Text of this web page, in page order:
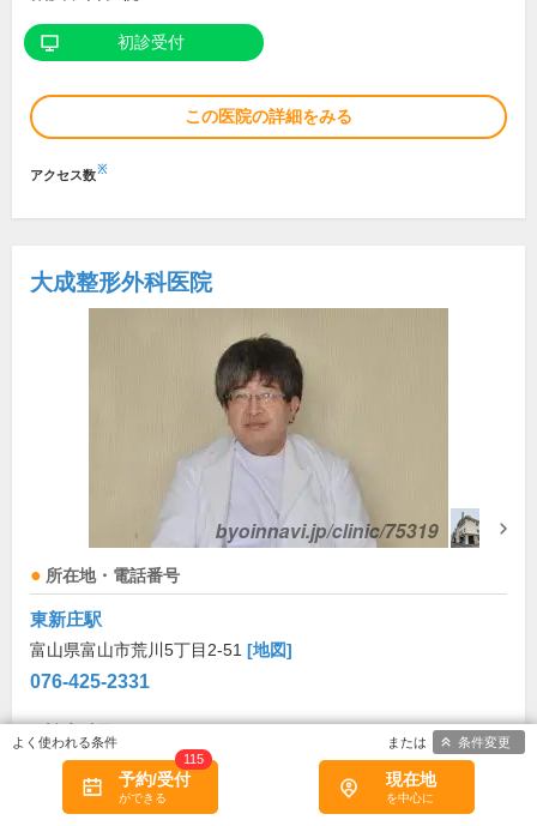
初診受付
この医院の詳細をみる
アクセス数※
大成整形外科医院
所在地・電話番号
東新庄駅
富山県富山市荒川5丁目2-51 [地図]
076-425-2331
リウマチ科 整形外科 リハビリテーション科
予約/受付
115
現在地
条件変更